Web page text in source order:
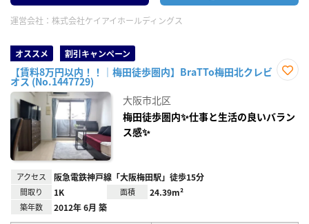
運営会社： 株式会社ケイアイホールディングス
オススメ 割引キャンペーン
【賃料8万円以内！！｜梅田徒歩圏内】BraTTo梅田北クレビ
オス (No.1447729)
録
大阪市北区
梅田徒歩圏内✨仕事と生活の良いバラン
ス感✨
アクセス 阪急電鉄神戸線「大阪梅田駅」徒歩15分
間取り 1K 面積 24.39m²
築年数 2012年 6月 築